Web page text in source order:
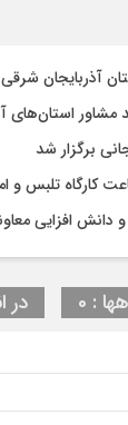
آذربایجان شرقی
استان‌های
برگزار شد
کارگاه تلبس
دانش افزایی
: 0 در